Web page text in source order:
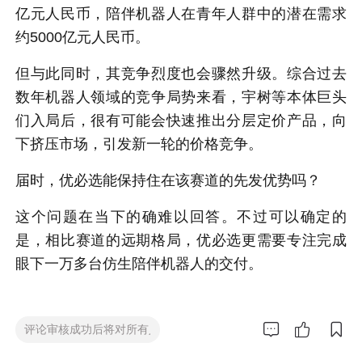
亿元人民币，陪伴机器人在青年人群中的潜在需求
约5000亿元人民币。
但与此同时，其竞争烈度也会骤然升级。综合过去
数年机器人领域的竞争局势来看，宇树等本体巨头
们入局后，很有可能会快速推出分层定价产品，向
下挤压市场，引发新一轮的价格竞争。
届时，优必选能保持住在该赛道的先发优势吗？
这个问题在当下的确难以回答。不过可以确定的
是，相比赛道的远期格局，优必选更需要专注完成
眼下一万多台仿生陪伴机器人的交付。
  